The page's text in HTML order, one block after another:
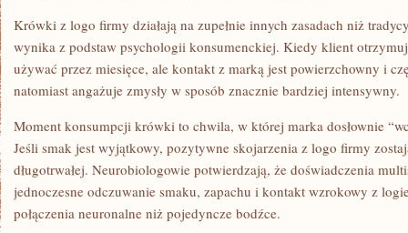
Krówki z logo firmy działają na zupełnie innych zasadach niż
wynika z podstaw psychologii konsumenckiej. Kiedy klient
używać przez miesięce, ale kontakt z marką jest powierzchowny i
natomiast angażuje zmysły w sposób znacznie bardziej intensywny.
Moment konsumpcji krówki to chwila, w której marka dosłownie
Jeśli smak jest wyjątkowy, pozytywne skojarzenia z logo firmy
długotrwałej. Neurobiologowie potwierdzają, że doświadczenia
jednoczesne odczuwanie smaku, zapachu i kontakt wzrokowy z
połączenia neuronalne niż pojedyncze bodźce.